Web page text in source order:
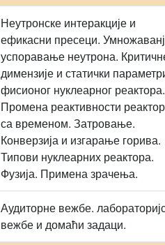
Неутронске интеракције и
ефикасни пресеци.
успоравање неутрона.
димензије и статички
фисионог нуклеарног реактора.
Промена реактивности
са временом. Затровање.
Конверзија и изгарање горива.
Типови нуклеарних реактора.
Фузија. Примена зрачења.
Аудиторне вежбе.
вежбе и домаћи задаци.